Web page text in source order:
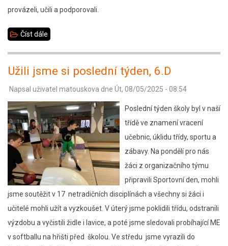
provázeli, učili a podporovali.
Číst dále
školním
rokem
a
s
našimi
deváťáky
Užili jsme si poslední týden, 6.D
Napsal uživatel matouskova dne Út, 08/05/2025 - 08:54
Poslední týden školy byl v naší
třídě ve znamení vracení
učebnic, úklidu třídy, sportu a
zábavy. Na pondělí pro nás
žáci z organizačního týmu
připravili Sportovní den, mohli
jsme soutěžit v 17 netradičních disciplínách a všechny si žáci i
učitelé mohli užít a vyzkoušet. V úterý jsme poklidili třídu, odstranili
výzdobu a vyčistili židle i lavice, a poté jsme sledovali probíhající ME
v softballu na hřišti před školou. Ve středu jsme vyrazili do